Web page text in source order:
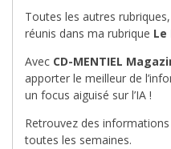
Toutes les autres
réunis dans ma rubrique Le
Avec CD-MENTIEL
apporter le meilleur de
un focus aiguisé sur l’IA !
Retrouvez des
toutes les semaines.